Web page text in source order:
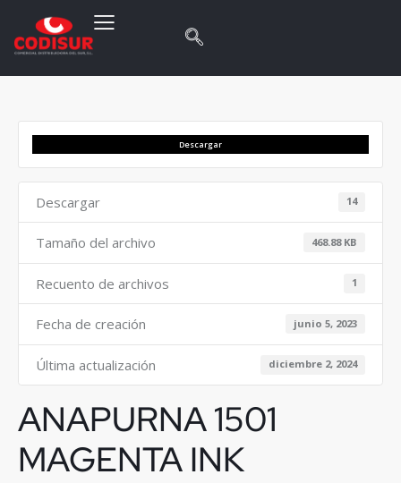
Descargar
Descargar 14
Tamaño del archivo 468.88 KB
Recuento de archivos 1
Fecha de creación junio 5, 2023
Última actualización diciembre 2, 2024
ANAPURNA 1501
MAGENTA INK